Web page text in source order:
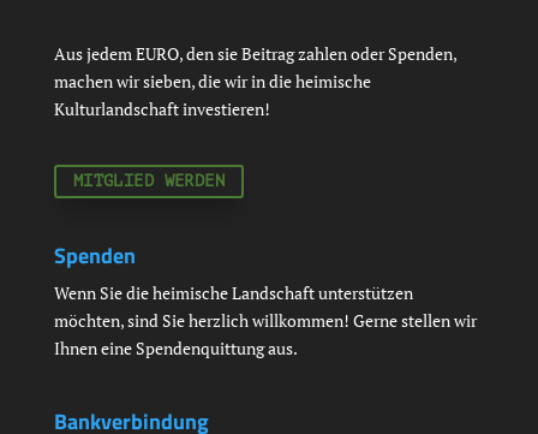
Aus jedem EURO, den sie Beitrag zahlen oder Spenden,
machen wir sieben, die wir in die heimische
Kulturlandschaft investieren!
MITGLIED WERDEN
Spenden
Wenn Sie die heimische Landschaft unterstützen
möchten, sind Sie herzlich willkommen! Gerne stellen wir
Ihnen eine Spendenquittung aus.
Bankverbindung